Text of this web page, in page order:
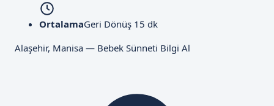
OrtalamaGeri Dönüş 15 dk
Alaşehir, Manisa — Bebek Sünneti Bilgi Al